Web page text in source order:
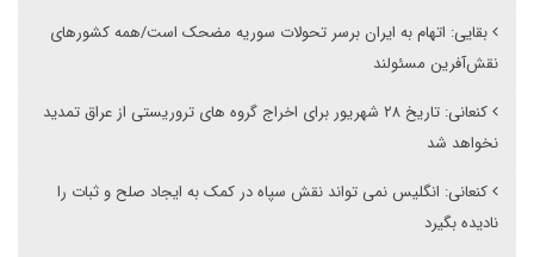
بقایی: اتهام به ایران برسر تحولات سوریه مضحک است/همه کشورهای
نقش‌آفرین مسئولند
کنعانی: تاریخ ۲۸ شهریور برای اخراج گروه های تروریستی از عراق تمدید
نخواهد شد
کنعانی: انگلیس نمی تواند نقش سپاه در کمک به ایجاد صلح و ثبات را
نادیده بگیرد